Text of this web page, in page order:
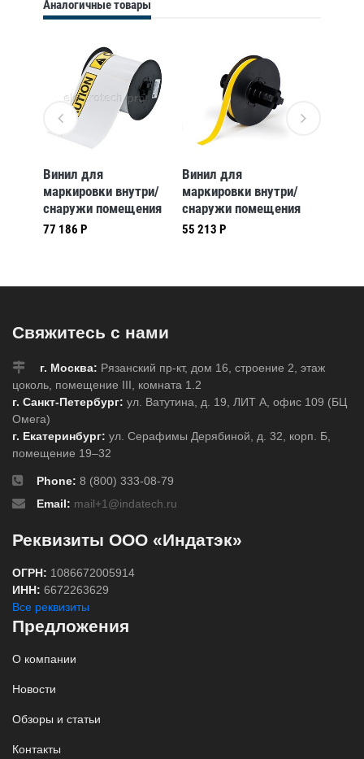
Аналогичные товары
Винил для
маркировки внутри/
снаружи помещения
B30-25-595-ANSICA,
77 186 Р
Винил для
маркировки внутри/
снаружи помещения
B30-245-595-CB,
55 213 Р
Свяжитесь с нами
г. Москва: Рязанский пр-кт, дом 16, строение 2, этаж
цоколь, помещение III, комната 1.2
г. Санкт-Петербург: ул. Ватутина, д. 19, ЛИТ А, офис 109 (БЦ
Омега)
г. Екатеринбург: ул. Серафимы Дерябиной, д. 32, корп. Б,
помещение 19–32
Phone: 8 (800) 333-08-79
Email: mail+1@indatech.ru
Реквизиты ООО «Индатэк»
ОГРН: 1086672005914
ИНН: 6672263629
Все реквизиты
Предложения
О компании
Новости
Обзоры и статьи
Контакты